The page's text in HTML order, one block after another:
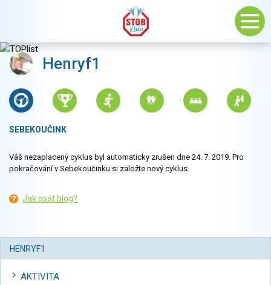
Henryf1
SEBEKOUČINK
Váš nezaplacený cyklus byl automaticky zrušen dne 24. 7. 2019. Pro
pokračování v Sebekoučinku si založte nový cyklus.
Jak psát blog?
HENRYF1
AKTIVITA